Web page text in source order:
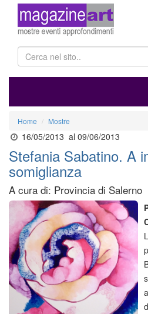
Home Mostre
16/05/2013 al 09/06/2013
Stefania Sabatino. A
somiglianza
A cura di: Provincia di Salerno